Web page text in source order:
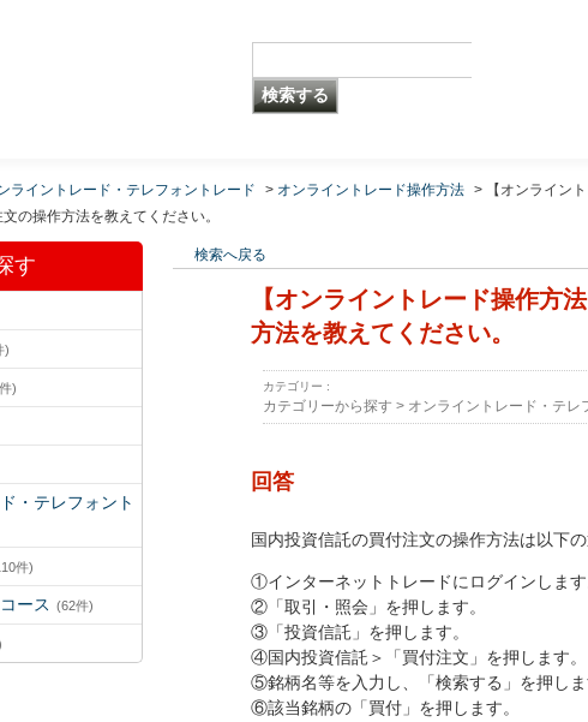
ライントレード・テレフォントレード > オンライントレード操作方法 >
【オンライン
の操作方法を教えてください。
す
)
)
・テレフォント
件)
ース (62件)
検索へ戻る
【オンライントレード操作方
方法を教えてください。
カテゴリー :
カテゴリーから探す > オンライントレード・テレ
回答
国内投資信託の買付注文の操作方法は以下の
①インターネットトレードにログインします
②「取引・照会」を押します。
③「投資信託」を押します。
④国内投資信託＞「買付注文」を押します。
⑤銘柄名等を入力し、「検索する」を押しま
⑥該当銘柄の「買付」を押します。